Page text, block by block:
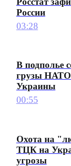
России
03:28
В подполье
грузы НАТО
Украины
00:55
Охота на
ТЦК на
угрозы